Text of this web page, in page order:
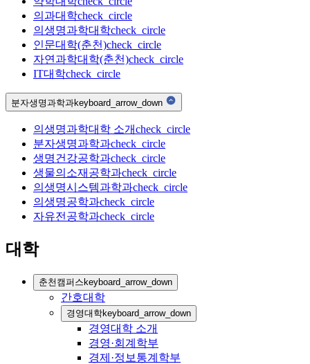
의과대학check_circle
의생명과학대학check_circle
인문대학(춘천)check_circle
자연과학대학(춘천)check_circle
IT대학check_circle
분자생명과학과keyboard_arrow_down
의생명과학대학 소개check_circle
분자생명과학과check_circle
생명건강공학과check_circle
생물의소재공학과check_circle
의생명시스템과학과check_circle
의생명공학과check_circle
자유전공학과check_circle
대학
춘천캠퍼스keyboard_arrow_down
간호대학
경영대학keyboard_arrow_down
경영대학 소개
경영·회계학부
경제·정보통계학부